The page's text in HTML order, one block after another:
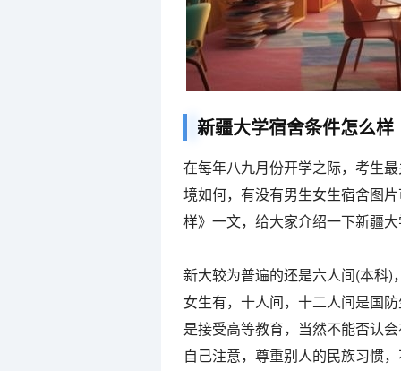
新疆大学宿舍条件怎么样
在每年八九月份开学之际，考生
境如何，有没有男生女生宿舍图
样》一文，给大家介绍一下新疆
新大较为普遍的还是六人间(本科
女生有，十人间，十二人间是国
是接受高等教育，当然不能否认
自己注意，尊重别人的民族习惯